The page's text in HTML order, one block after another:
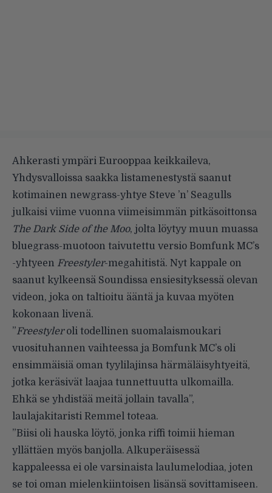
Ahkerasti ympäri Eurooppaa keikkaileva,
Yhdysvalloissa saakka listamenestystä saanut
kotimainen newgrass-yhtye Steve ’n’ Seagulls
julkaisi viime vuonna viimeisimmän pitkäsoittonsa
The Dark Side of the Moo, jolta löytyy muun muassa
bluegrass-muotoon taivutettu versio Bomfunk MC’s
-yhtyeen Freestyler-megahitistä. Nyt kappale on
saanut kylkeensä Soundissa ensiesityksessä olevan
videon, joka on taltioitu ääntä ja kuvaa myöten
kokonaan livenä.
”Freestyleroli todellinen suomalaismoukari
vuosituhannen vaihteessa ja Bomfunk MC’s oli
ensimmäisiä oman tyylilajinsa härmäläisyhtyeitä,
jotka keräsivät laajaa tunnettuutta ulkomailla.
Ehkä se yhdistää meitä jollain tavalla”,
laulajakitaristi Remmel toteaa.
”Biisi oli hauska löytö, jonka riffi toimii hieman
yllättäen myös banjolla. Alkuperäisessä
kappaleessa ei ole varsinaista laulumelodiaa, joten
se toi oman mielenkiintoisen lisänsä sovittamiseen.